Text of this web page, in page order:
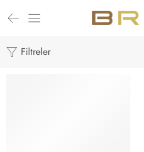
Filtreler